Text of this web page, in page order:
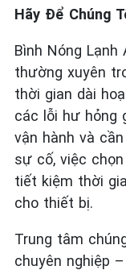
Hãy Để Chúng
Bình Nóng
thường xuyên
thời gian dài
các lỗi hư hỏng
vận hành và
sự cố, việc
tiết kiệm thời
cho thiết bị.
Trung tâm
chuyên nghiệp